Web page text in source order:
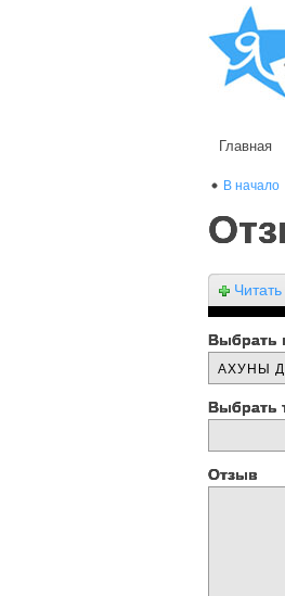
Главная
В начало
Выбрать
Выбрать
Отзыв